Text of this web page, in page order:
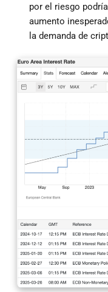
por el riesgo
aumento
la demanda de